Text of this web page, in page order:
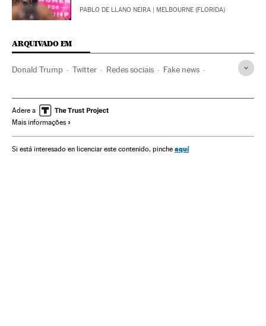
PABLO DE LLANO NEIRA | MELBOURNE (FLORIDA)
ARQUIVADO EM
Donald Trump Twitter Redes sociais Fake news
Adere a
Mais informações
Si está interesado en licenciar este contenido, pinche aquí